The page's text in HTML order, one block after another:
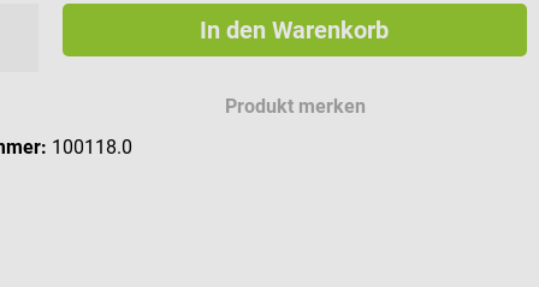
In den Warenkorb
Produkt merken
100118.0